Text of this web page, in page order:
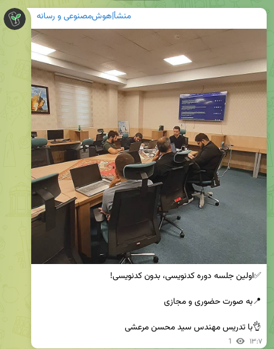
منشأ|هوش‌مصنوعی و رسانه
👌با تدریس مهندس سید محسن مرعشی
1 ۱۳:۷